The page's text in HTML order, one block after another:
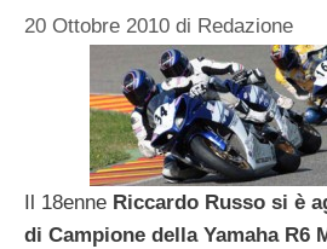
20 Ottobre 2010 di Redazione
Il 18enne Riccardo Russo si è
di Campione della Yamaha R6